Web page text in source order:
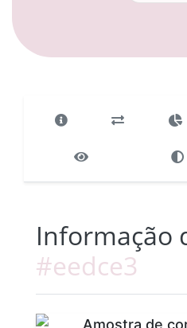
Informação
#eedce3